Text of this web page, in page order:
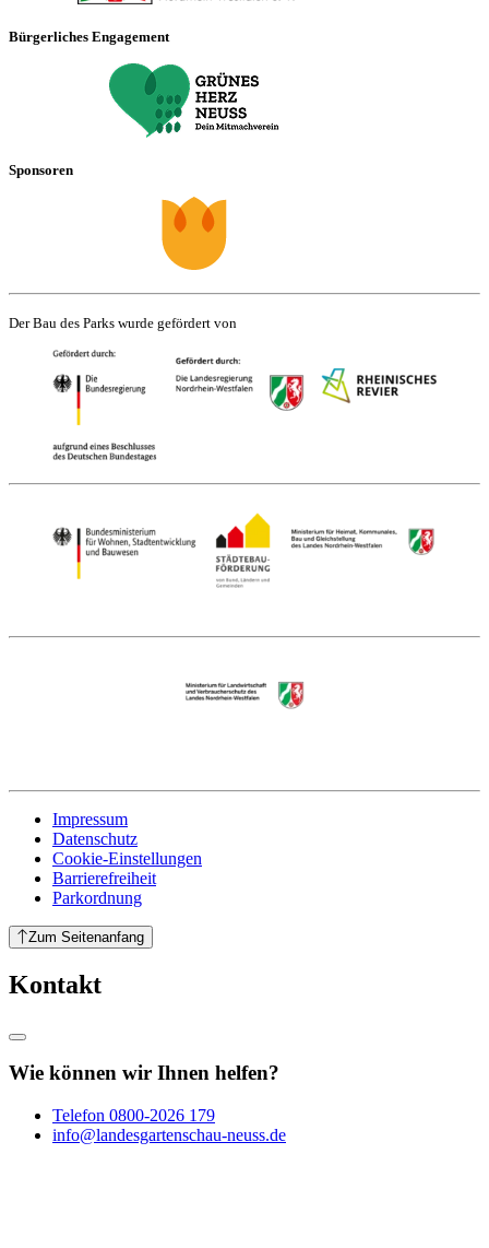
Bürgerliches Engagement
Sponsoren
Der Bau des Parks wurde gefördert von
Impressum
Datenschutz
Cookie-Einstellungen
Barrierefreiheit
Parkordnung
Zum Seitenanfang
Kontakt
Wie können wir Ihnen helfen?
Telefon 0800-2026 179
info@landesgartenschau-neuss.de